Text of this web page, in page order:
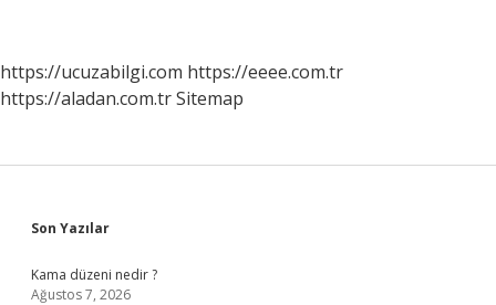
https://ucuzabilgi.com https://eeee.com.tr
https://aladan.com.trSitemap
Sidebar
Son Yazılar
Kama düzeni nedir ?
Ağustos 7, 2026